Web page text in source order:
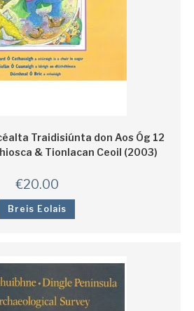
Traidisiúnta don Aos Óg 12
& Tionlacan Ceoil (2003)
€20.00
Breis Eolais